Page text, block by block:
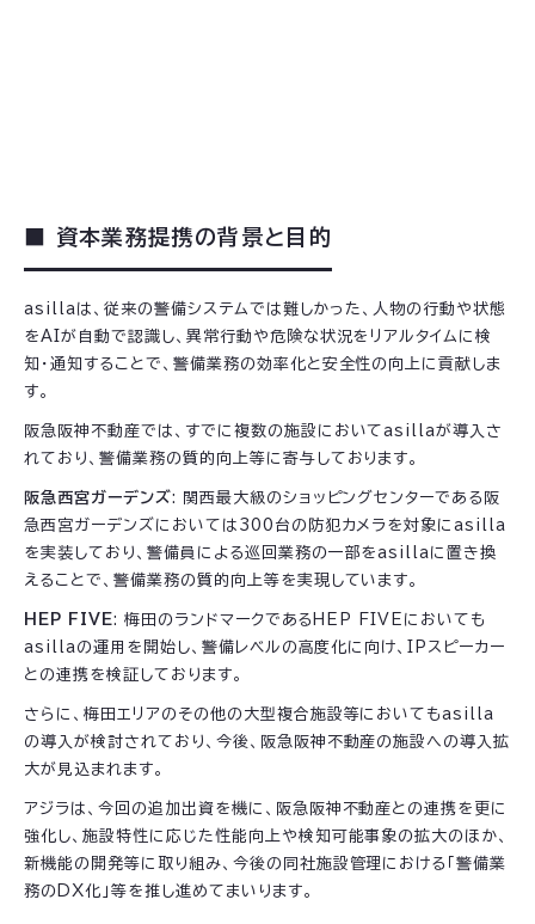
■ 資本業務提携の背景と目的
asillaは、従来の警備システムでは難しかった、人物の行動や状態
をAIが自動で認識し、異常行動や危険な状況をリアルタイムに検
知・通知することで、警備業務の効率化と安全性の向上に貢献しま
す。
阪急阪神不動産では、すでに複数の施設においてasillaが導入さ
れており、警備業務の質的向上等に寄与しております。
阪急西宮ガーデンズ: 関西最大級のショッピングセンターである阪
急西宮ガーデンズにおいては300台の防犯カメラを対象にasilla
を実装しており、警備員による巡回業務の一部をasillaに置き換
えることで、警備業務の質的向上等を実現しています。
HEP FIVE: 梅田のランドマークであるHEP FIVEにおいても
asillaの運用を開始し、警備レベルの高度化に向け、IPスピーカー
との連携を検証しております。
さらに、梅田エリアのその他の大型複合施設等においてもasilla
の導入が検討されており、今後、阪急阪神不動産の施設への導入拡
大が見込まれます。
アジラは、今回の追加出資を機に、阪急阪神不動産との連携を更に
強化し、施設特性に応じた性能向上や検知可能事象の拡大のほか、
新機能の開発等に取り組み、今後の同社施設管理における「警備業
務のDX化」等を推し進めてまいります。